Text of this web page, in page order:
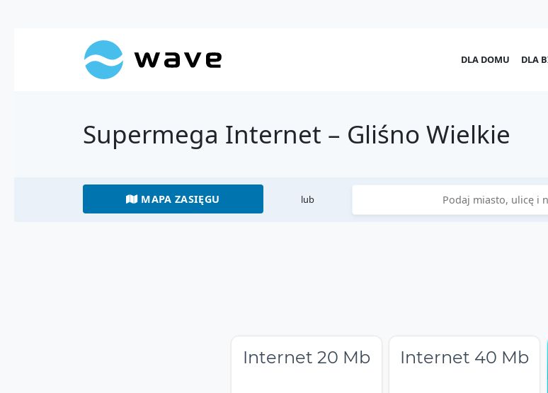
DLA DOMU DLA
Supermega Internet – Gliśno Wielkie
MAPA ZASIĘGU lub
Internet 20 Mb Internet 40 Mb